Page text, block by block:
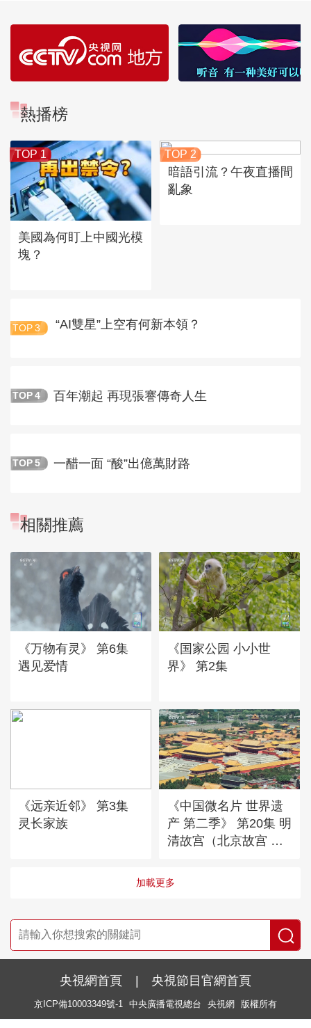
熱播榜
TOP 1
美國為何盯上中國光模
塊？
TOP 2
暗語引流？午夜直播間
亂象
TOP 3 “AI雙星”上空有何新本領？
TOP 4 百年潮起 再現張謇傳奇人生
TOP 5 一醋一面 “酸”出億萬財路
相關推薦
《万物有灵》 第6集
遇见爱情
《国家公园 小小世
界》 第2集
《远亲近邻》 第3集
灵长家族
《中国微名片 世界遗
产 第二季》 第20集 明
清故宫（北京故宫 沈
加載更多
央視網首頁 | 央視節目官網首頁
京ICP備10003349號-1 中央廣播電視總台 央視網 版權所有